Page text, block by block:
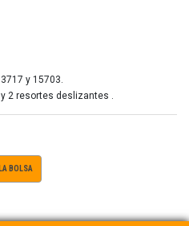
y 15703.
2 resortes deslizantes .
BOLSA